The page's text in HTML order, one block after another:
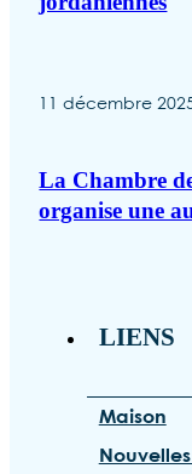
11 décembre
La Chambre
organise une
LIENS
Maison